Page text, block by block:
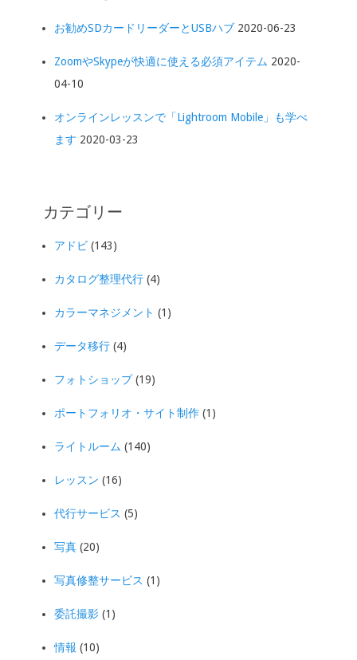
お勧めSDカードリーダーとUSBハブ 2020-06-23
ZoomやSkypeが快適に使える必須アイテム 2020-
04-10
オンラインレッスンで「Lightroom Mobile」も学べ
ます 2020-03-23
カテゴリー
アドビ (143)
カタログ整理代行 (4)
カラーマネジメント (1)
データ移行 (4)
フォトショップ(19)
ポートフォリオ・サイト制作 (1)
ライトルーム (140)
レッスン (16)
代行サービス (5)
写真 (20)
写真修整サービス (1)
委託撮影 (1)
情報 (10)